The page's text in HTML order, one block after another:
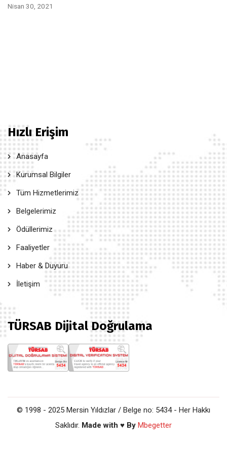
Nisan 30, 2021
Hızlı Erişim
Anasayfa
Kurumsal Bilgiler
Tüm Hizmetlerimiz
Belgelerimiz
Ödüllerimiz
Faaliyetler
Haber & Duyuru
İletişim
TÜRSAB Dijital Doğrulama
© 1998 - 2025 Mersin Yıldızlar / Belge no: 5434 - Her Hakkı
Saklıdır. Made with ♥ By Mbegetter